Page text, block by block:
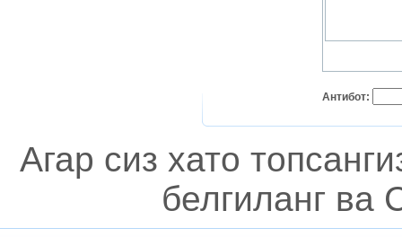
Антибот:
Агар сиз хато
белгиланг ва